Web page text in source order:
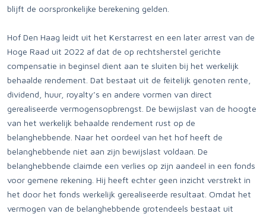
blijft de oorspronkelijke berekening gelden.
Hof Den Haag leidt uit het Kerstarrest en een later arrest van de
Hoge Raad uit 2022 af dat de op rechtsherstel gerichte
compensatie in beginsel dient aan te sluiten bij het werkelijk
behaalde rendement. Dat bestaat uit de feitelijk genoten rente,
dividend, huur, royalty’s en andere vormen van direct
gerealiseerde vermogensopbrengst. De bewijslast van de hoogte
van het werkelijk behaalde rendement rust op de
belanghebbende. Naar het oordeel van het hof heeft de
belanghebbende niet aan zijn bewijslast voldaan. De
belanghebbende claimde een verlies op zijn aandeel in een fonds
voor gemene rekening. Hij heeft echter geen inzicht verstrekt in
het door het fonds werkelijk gerealiseerde resultaat. Omdat het
vermogen van de belanghebbende grotendeels bestaat uit